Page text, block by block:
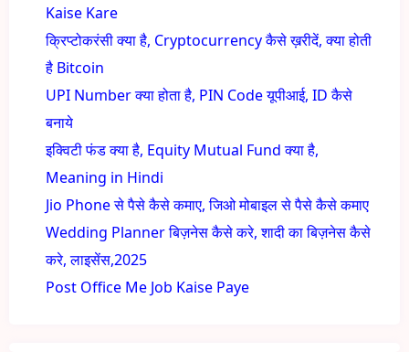
Kaise Kare
क्रिप्टोकरंसी क्या है, Cryptocurrency कैसे ख़रीदें, क्या होती
है Bitcoin
UPI Number क्या होता है, PIN Code यूपीआई, ID कैसे
बनाये
इक्विटी फंड क्या है, Equity Mutual Fund क्या है,
Meaning in Hindi
Jio Phone से पैसे कैसे कमाए, जिओ मोबाइल से पैसे कैसे कमाए
Wedding Planner बिज़नेस कैसे करे, शादी का बिज़नेस कैसे
करे, लाइसेंस,2025
Post Office Me Job Kaise Paye